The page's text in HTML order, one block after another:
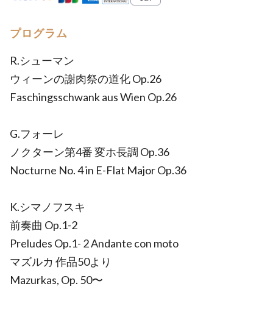
プログラム
R.シューマン
ウィーンの謝肉祭の道化 Op.26
Faschingsschwank aus Wien Op.26
G.フォーレ
ノクターン第4番 変ホ長調 Op.36
Nocturne No. 4 in E-Flat Major Op.36
K.シマノフスキ
前奏曲 Op.1-2
Preludes Op.1- 2 Andante con moto
マズルカ 作品50より
Mazurkas, Op. 50〜